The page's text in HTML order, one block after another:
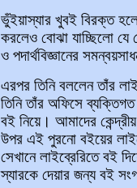
ভুঁইয়াস্যার খুবই বিরক্ত
করলেও বোঝা যাচ্ছিলো যে
ও পদার্থবিজ্ঞানের
এরপর তিনি বললেন তাঁর
তিনি তাঁর অফিসে ব্যক্তিগত
বই নিয়ে। আমাদের
উপর এই পুরনো বইয়ের
সেখানে লাইব্রেরিতে বই
স্যারকে দেয়ার জন্য বই